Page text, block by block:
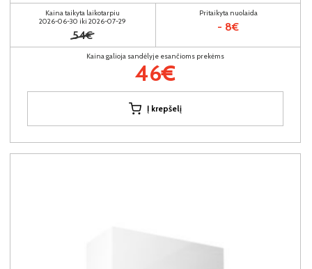
Kaina taikyta laikotarpiu
2026-06-30 iki 2026-07-29
54€
Pritaikyta nuolaida
- 8€
Kaina galioja sandėlyje esančioms prekėms
46€
Į krepšelį